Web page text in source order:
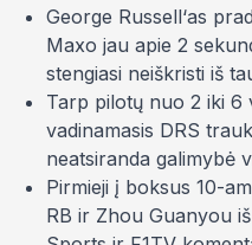
George Russell‘as
Maxo jau apie 2
stengiasi neiškristi iš
Tarp pilotų nuo 2 iki 6
vadinamasis DRS
neatsiranda galimybė
Pirmieji į boksus 10-
RB ir Zhou Guanyou